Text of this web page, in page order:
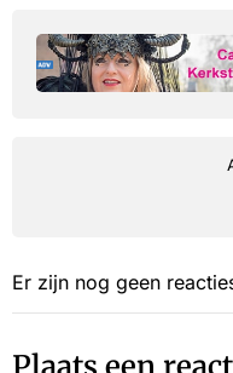
Er zijn nog geen